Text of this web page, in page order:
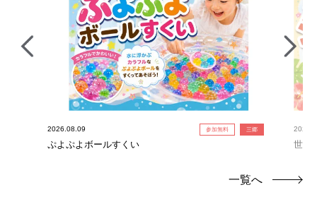
2026.08.09 参加無料 三郷
ぷよぷよボールすくい 世界
一覧へ